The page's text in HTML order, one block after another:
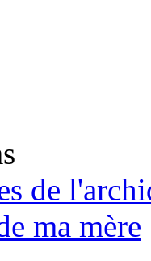
de
ma mère